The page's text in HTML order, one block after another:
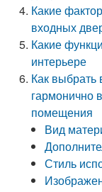
Какие
входных
Какие
интерьере
Как выбрать
гармонично
помещения
Вид
Стиль